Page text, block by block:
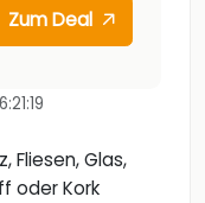
Zum Deal
Fliesen, Glas,
oder Kork